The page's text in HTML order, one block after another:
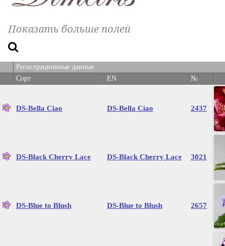
Показать больше полей
Регистрационные данные
Сорт
EN №
DS-Bella Ciao DS-Bella Ciao 2437
DS-Black Cherry Lace DS-Black Cherry Lace 3021
DS-Blue to Blush DS-Blue to Blush 2657
Регистрационные данные
Сорт
EN №